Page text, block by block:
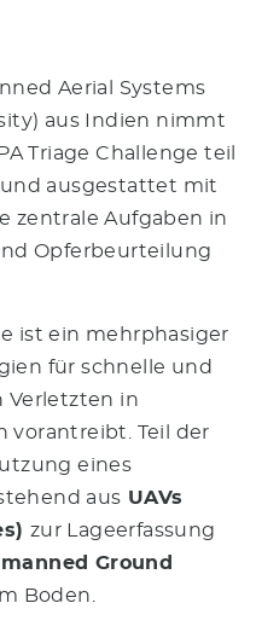
Aerial Systems
aus Indien nimmt
Triage Challenge teil
ausgestattet mit
zentrale Aufgaben in
Opferbeurteilung
ist ein mehrphasiger
für schnelle und
Verletzten in
vorantreibt. Teil der
eines
aus UAVs
zur Lageerfassung
Ground
Boden.